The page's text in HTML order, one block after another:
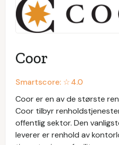
Coor
Smartscore: ☆4.0
Coor er en av de største
Coor tilbyr
offentlig sektor. Den
leverer er renhold av